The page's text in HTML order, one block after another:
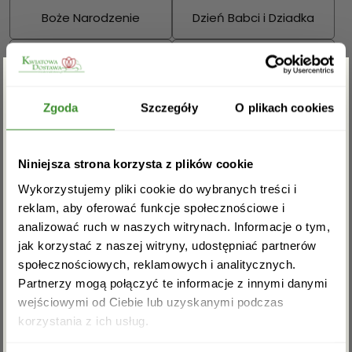
Zgoda Szczegóły O plikach cookies
Niniejsza strona korzysta z plików cookie
Wykorzystujemy pliki cookie do wybranych treści i
reklam, aby oferować funkcje społecznościowe i
analizować ruch w naszych witrynach. Informacje o tym,
jak korzystać z naszej witryny, udostępniać partnerów
społecznościowych, reklamowych i analitycznych.
Partnerzy mogą połączyć te informacje z innymi danymi
wejściowymi od Ciebie lub uzyskanymi podczas
korzystania z ich usług.
Boże Narodzenie Dzień Babci i Dziadka
Walentynki Dzień Kobiet
Wielkanoc Dzień Mamy
Sprawdź również:
Bukiety mieszane Kosze kwiatowe
Zgarnij rabat -5%
Zapisz się do newslettera i zgarnij
rabat na pierwsze zakupy!
Akceptuję regulamin i wyrażam zgodę na
przetwarzanie powyższych danych osobowych